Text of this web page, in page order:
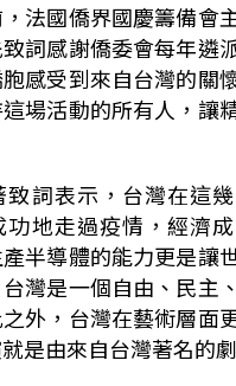
法國僑界國慶籌備會
詞感謝僑委會每年遴
感受到來自台灣的關
場活動的所有人，讓
致詞表示，台灣在這
功地走過疫情，經濟
半導體的能力更是讓
灣是一個自由、民主
外，台灣在藝術層面
是由來自台灣著名的